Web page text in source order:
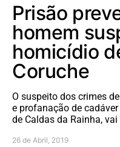
Prisão
homem
homicídio
Coruche
O suspeito dos crimes
e profanação de
de Caldas da Rainha,
26 de Abril, 2019